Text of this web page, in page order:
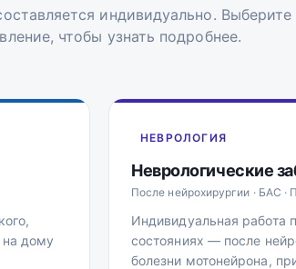
индивидуально. Выберите
чтобы узнать подробнее.
на дому
НЕВРОЛОГИЯ
Неврологические
После нейрохирургии · БАС ·
Индивидуальная работа
состояниях — после
болезни мотонейрона,